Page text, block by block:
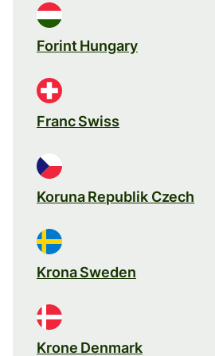
Forint Hungary
Franc Swiss
Koruna Republik Czech
Krona Sweden
Krone Denmark